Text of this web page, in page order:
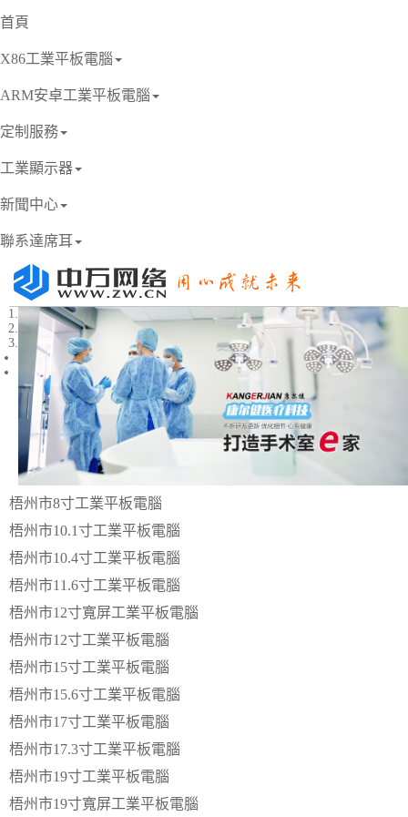
首頁
X86工業平板電腦
ARM安卓工業平板電腦
定制服務
工業顯示器
新聞中心
聯系達席耳
2
Previous
Next
梧州市8寸工業平板電腦
梧州市10.1寸工業平板電腦
梧州市10.4寸工業平板電腦
梧州市11.6寸工業平板電腦
梧州市12寸寬屏工業平板電腦
梧州市12寸工業平板電腦
梧州市15寸工業平板電腦
梧州市15.6寸工業平板電腦
梧州市17寸工業平板電腦
梧州市17.3寸工業平板電腦
梧州市19寸工業平板電腦
梧州市19寸寬屏工業平板電腦